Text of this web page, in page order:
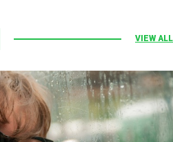
VIEW ALL